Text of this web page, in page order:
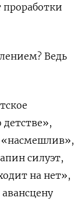
Ведь
силуэт,
на нет»,